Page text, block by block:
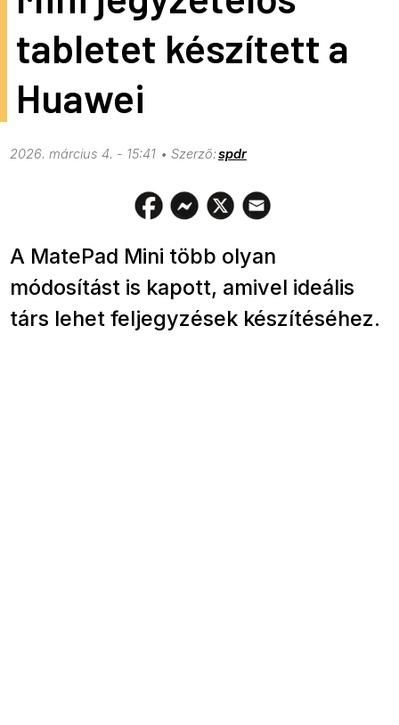
tabletet készített a
Huawei
2026. március 4. - 15:41 spdr
A MatePad Mini több olyan
módosítást is kapott, amivel ideális
társ lehet feljegyzések készítéséhez.